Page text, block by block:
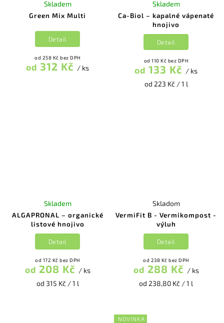
Green Mix Multi
Skladem
od 258 Kč bez DPH
od 312 Kč / ks
Detail
Ca-Biol – kapalné vápenaté
hnojivo
Skladem
od 110 Kč bez DPH
od 133 Kč / ks
od 223 Kč / 1 l
Detail
ALGAPRONAL – organické
listové hnojivo
Skladem
od 172 Kč bez DPH
od 208 Kč / ks
od 315 Kč / 1 l
Detail
VermiFit B - Vermikompost -
výluh
Skladom
od 238 Kč bez DPH
od 288 Kč / ks
od 238,80 Kč / 1 l
Detail
NOVINKA